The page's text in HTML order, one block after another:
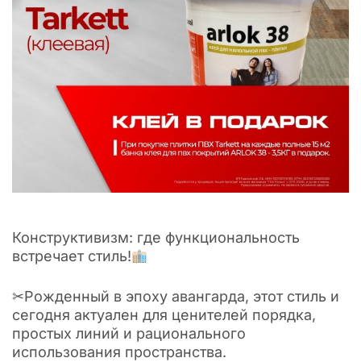
Конструктивизм: где функциональность
встречает стиль!
✂Рожденный в эпоху авангарда, этот стиль и
сегодня актуален для ценителей порядка,
простых линий и рационального
использования пространства.